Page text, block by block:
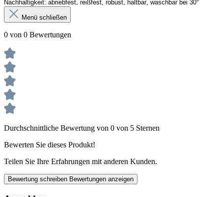
Nachhaltigkeit: abriebfest, reißfest, robust, haltbar, waschbar bei 30°
Menü schließen
0 von 0 Bewertungen
Durchschnittliche Bewertung von 0 von 5 Sternen
Bewerten Sie dieses Produkt!
Teilen Sie Ihre Erfahrungen mit anderen Kunden.
Bewertung schreiben Bewertungen anzeigen